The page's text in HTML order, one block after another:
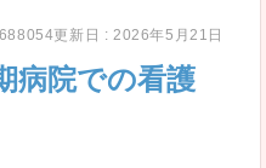
更新日 : 2026年5月21日
病院での看護